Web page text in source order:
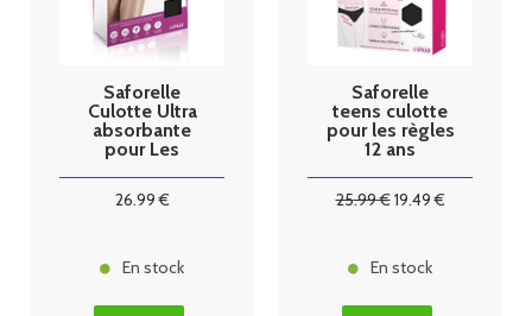
Saforelle
Culotte Ultra
absorbante
pour Les
26.99€
En stock
Saforelle
teens culotte
pour les règles
12 ans
25.99€19.49€
En stock